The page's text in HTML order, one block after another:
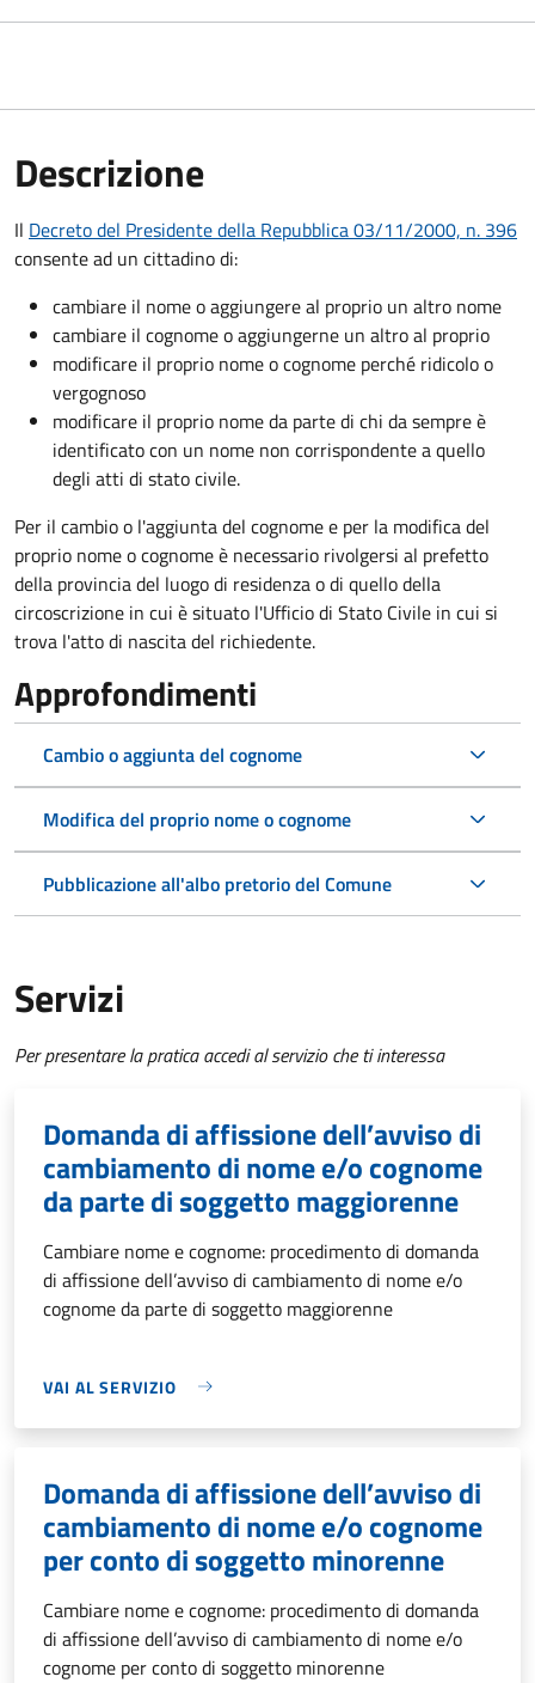
Descrizione
Il Decreto del Presidente della Repubblica 03/11/2000, n. 396
consente ad un cittadino di:
cambiare il nome o aggiungere al proprio un altro nome
cambiare il cognome o aggiungerne un altro al proprio
modificare il proprio nome o cognome perché ridicolo o
vergognoso
modificare il proprio nome da parte di chi da sempre è
identificato con un nome non corrispondente a quello
degli atti di stato civile.
Per il cambio o l'aggiunta del cognome e per la modifica del
proprio nome o cognome è necessario rivolgersi al prefetto
della provincia del luogo di residenza o di quello della
circoscrizione in cui è situato l'Ufficio di Stato Civile in cui si
trova l'atto di nascita del richiedente.
Approfondimenti
Cambio o aggiunta del cognome
Modifica del proprio nome o cognome
Pubblicazione all'albo pretorio del Comune
Servizi
Per presentare la pratica accedi al servizio che ti interessa
Domanda di affissione dell’avviso di
cambiamento di nome e/o cognome
da parte di soggetto maggiorenne
Cambiare nome e cognome: procedimento di domanda
di affissione dell’avviso di cambiamento di nome e/o
cognome da parte di soggetto maggiorenne
VAI AL SERVIZIO
Domanda di affissione dell’avviso di
cambiamento di nome e/o cognome
per conto di soggetto minorenne
Cambiare nome e cognome: procedimento di domanda
di affissione dell’avviso di cambiamento di nome e/o
cognome per conto di soggetto minorenne